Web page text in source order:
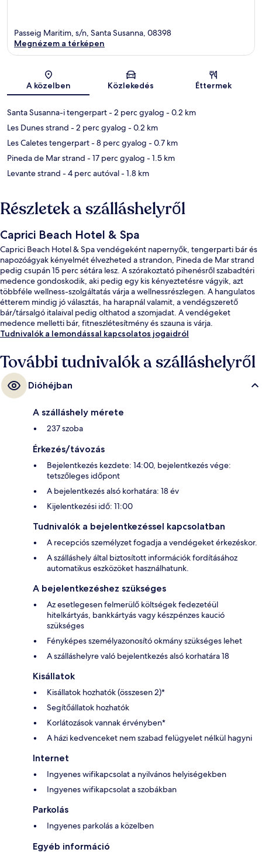
Térkép
Passeig Maritim, s/n, Santa Susanna, 08398
Megnézem a térképen
A közelben Közlekedés Éttermek
Santa Susanna-i tengerpart- 2 perc gyalog - 0.2 km
Les Dunes strand - 2 perc gyalog - 0.2 km
Les Caletes tengerpart- 8 perc gyalog - 0.7 km
Pineda de Mar strand - 17 perc gyalog - 1.5 km
Levante strand - 4 perc autóval- 1.8 km
Részletek a szálláshelyről
Caprici Beach Hotel & Spa
Caprici Beach Hotel & Spa vendégeként napernyők, tengerparti bár és
napozóágyak kényelmét élvezheted a strandon, Pineda de Mar strand
pedig csupán 15 perc sétára lesz. A szórakoztató pihenésről szabadtéri
medence gondoskodik, aki pedig egy kis kényeztetésre vágyik, azt
többféle wellness-szolgáltatás várja a wellnessrészlegen. A hangulatos
étterem mindig jó választás, ha harapnál valamit, a vendégszerető
bár/társalgó italaival pedig olthatod a szomjadat. A vendégeket
medence melletti bár, fitneszlétesítmény és szauna is várja.
Tudnivalók a lemondással kapcsolatos jogaidról
További tudnivalók a szálláshelyről
Dióhéjban
A szálláshely mérete
237 szoba
Érkezés/távozás
Bejelentkezés kezdete: 14:00, bejelentkezés vége:
tetszőleges időpont
A bejelentkezés alsó korhatára: 18 év
Kijelentkezési idő: 11:00
Tudnivalók a bejelentkezéssel kapcsolatban
A recepciós személyzet fogadja a vendégeket érkezéskor.
A szálláshely által biztosított információk fordításához
automatikus eszközöket használhatunk.
A bejelentkezéshez szükséges
Az esetlegesen felmerülő költségek fedezetéül
hitelkártyás, bankkártyás vagy készpénzes kaució
szükséges
Fényképes személyazonosító okmány szükséges lehet
A szálláshelyre való bejelentkezés alsó korhatára 18
Kisállatok
Kisállatok hozhatók (összesen 2)*
Segítőállatok hozhatók
Korlátozások vannak érvényben*
A házi kedvenceket nem szabad felügyelet nélkül hagyni
Internet
Ingyenes wifikapcsolat a nyilvános helyiségekben
Ingyenes wifikapcsolat a szobákban
Parkolás
Ingyenes parkolás a közelben
Egyéb információ